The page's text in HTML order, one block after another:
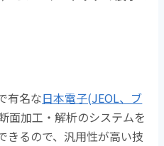
有名な日本電子(JEOL、ブ
面加工・解析のシステムを
きるので、汎用性が高い技